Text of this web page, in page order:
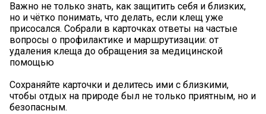
Важно не только знать, как защитить себя и близких,
но и чётко понимать, что делать, если клещ уже
присосался. Собрали в карточках ответы на частые
вопросы о профилактике и маршрутизации: от
удаления клеща до обращения за медицинской
помощью ️
Сохраняйте карточки и делитесь ими с близкими,
чтобы отдых на природе был не только приятным, но и
безопасным.